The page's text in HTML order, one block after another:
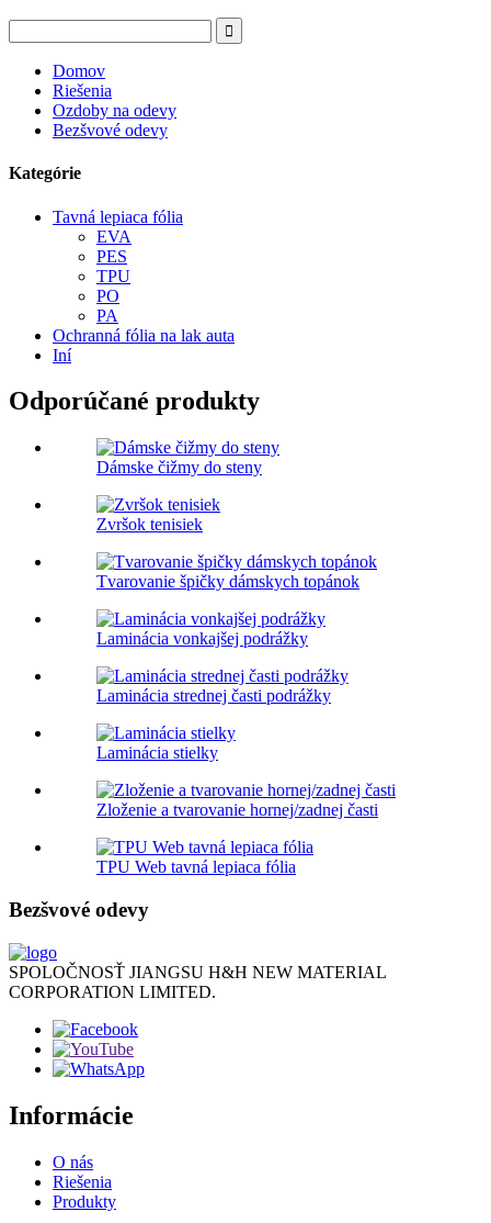
Domov
Riešenia
Ozdoby na odevy
Bezšvové odevy
Kategórie
Tavná lepiaca fólia
EVA
PES
TPU
PO
PA
Ochranná fólia na lak auta
Iní
Odporúčané produkty
Dámske čižmy do steny
Zvršok tenisiek
Tvarovanie špičky dámskych topánok
Laminácia vonkajšej podrážky
Laminácia strednej časti podrážky
Laminácia stielky
Zloženie a tvarovanie hornej/zadnej časti
TPU Web tavná lepiaca fólia
Bezšvové odevy
SPOLOČNOSŤ JIANGSU H&H NEW MATERIAL
CORPORATION LIMITED.
Informácie
O nás
Riešenia
Produkty